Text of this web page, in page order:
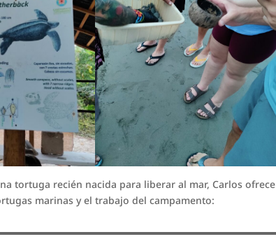
tortuga recién nacida para liberar al mar, Carlos ofrece
marinas y el trabajo del campamento: